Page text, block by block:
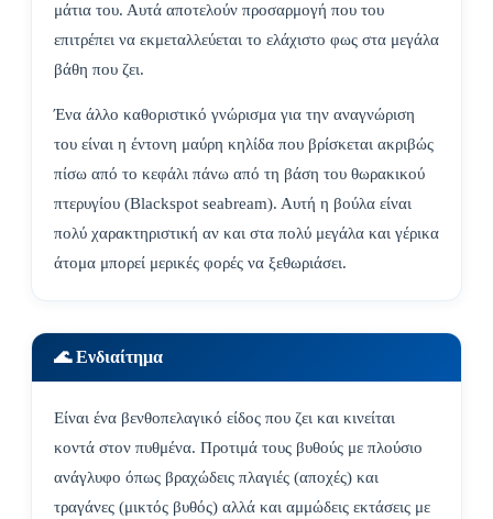
μάτια του. Αυτά αποτελούν προσαρμογή που του
επιτρέπει να εκμεταλλεύεται το ελάχιστο φως στα μεγάλα
βάθη που ζει.
Ένα άλλο καθοριστικό γνώρισμα για την αναγνώριση
του είναι η έντονη μαύρη κηλίδα που βρίσκεται ακριβώς
πίσω από το κεφάλι πάνω από τη βάση του θωρακικού
πτερυγίου (Blackspot seabream). Αυτή η βούλα είναι
πολύ χαρακτηριστική αν και στα πολύ μεγάλα και γέρικα
άτομα μπορεί μερικές φορές να ξεθωριάσει.
🌊 Ενδιαίτημα
Είναι ένα βενθοπελαγικό είδος που ζει και κινείται
κοντά στον πυθμένα. Προτιμά τους βυθούς με πλούσιο
ανάγλυφο όπως βραχώδεις πλαγιές (αποχές) και
τραγάνες (μικτός βυθός) αλλά και αμμώδεις εκτάσεις με